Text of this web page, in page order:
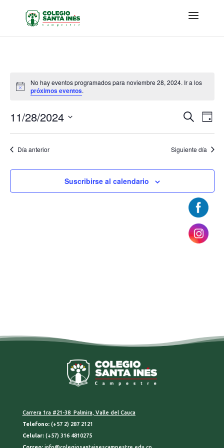
Aviso
No hay eventos programados para noviembre 28, 2024. Ir a los
próximos eventos.
y
vistas
Buscar
de
de
Día
11/28/2024
Día anterior Siguiente día
Suscribirse al calendario
Carrera 1ra #21-38 Palmira, Valle del Cauca
Telefono:(+57 2) 287 2121
Celular:(+57) 316 4810275